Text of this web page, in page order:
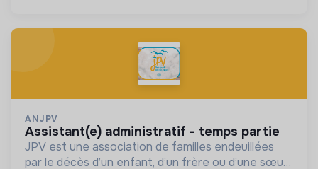
ANJPV
assistant(e) administratif - temps partie
JPV est une association de familles endeuillées
par le décès d’un enfant, d’un frère ou d’une sœur,